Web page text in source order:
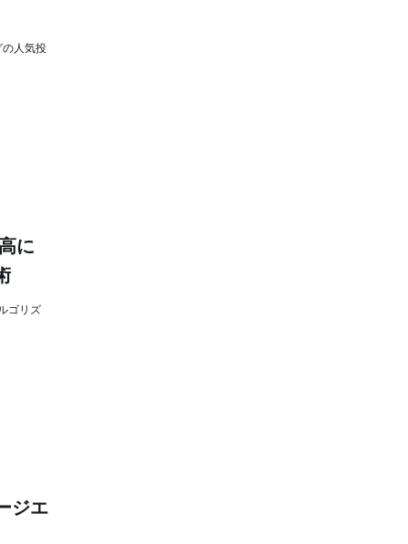
の人気投
に
ゴリズ
ジエ